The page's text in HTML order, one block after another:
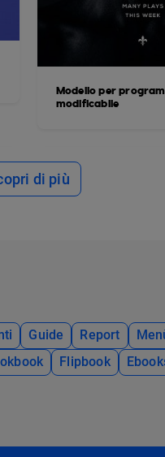
Modello per
modificabile
di più
Guide Report
Flipbook